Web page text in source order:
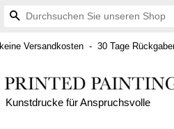
Suchen
keine Versandkosten - 30 Tage
Kunstdrucke für Anspruchsvolle